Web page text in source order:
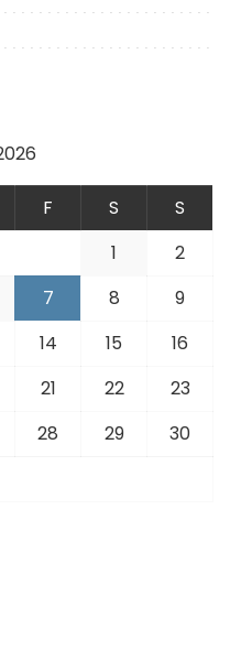
F S
S
1
2
7 8
9
14 15
16
21 22
23
28 29
30